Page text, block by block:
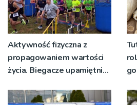
Aktywność fizyczna z
propagowaniem wartości
życia. Biegacze upamiętnili